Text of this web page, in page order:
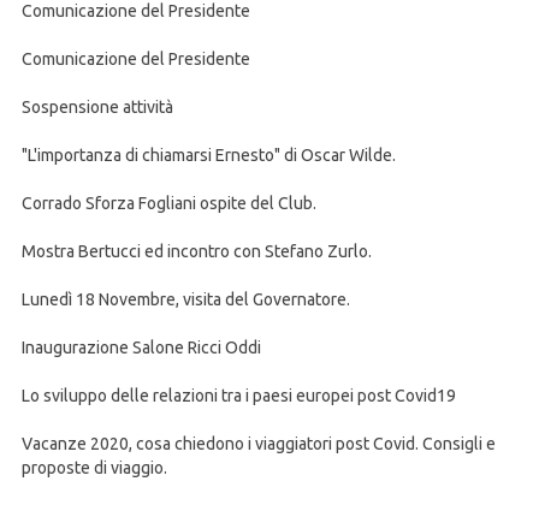
Comunicazione del Presidente
Comunicazione del Presidente
Sospensione attività
"L'importanza di chiamarsi Ernesto" di Oscar Wilde.
Corrado Sforza Fogliani ospite del Club.
Mostra Bertucci ed incontro con Stefano Zurlo.
Lunedì 18 Novembre, visita del Governatore.
Inaugurazione Salone Ricci Oddi
Lo sviluppo delle relazioni tra i paesi europei post Covid19
Vacanze 2020, cosa chiedono i viaggiatori post Covid. Consigli e
proposte di viaggio.